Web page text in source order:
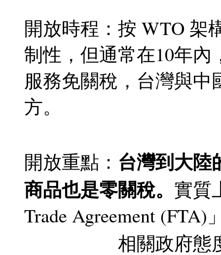
開放時程：按 WTO 架
制性，但通常在10年
服務免關稅，台灣與
方。
開放重點： 台灣到大陸
商品也是零關稅。 實質
Trade Agreement (FTA)
相關政府態度